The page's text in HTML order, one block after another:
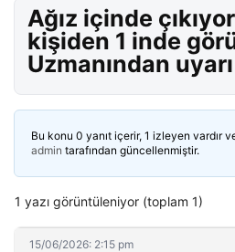
Ağız içinde
kişiden 1 inde
Uzmanından uyarı
Bu konu 0 yanıt içerir, 1 izleyen vardır
admin tarafından güncellenmiştir.
1 yazı görüntüleniyor (toplam 1)
15/06/2026: 2:15 pm